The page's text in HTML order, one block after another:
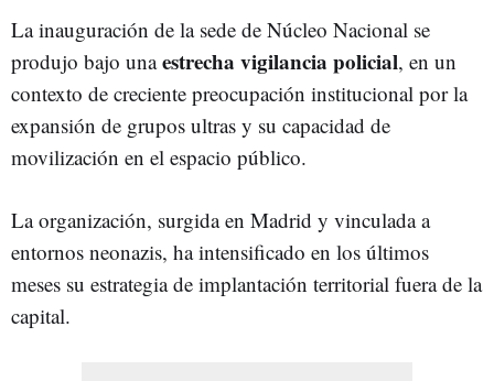
La inauguración de la sede de Núcleo Nacional se
produjo bajo unaestrecha vigilancia policial, en un
contexto de creciente preocupación institucional por la
expansión de grupos ultras y su capacidad de
movilización en el espacio público.
La organización, surgida en Madrid y vinculada a
entornos neonazis, ha intensificado en los últimos
meses su estrategia de implantación territorial fuera de la
capital.